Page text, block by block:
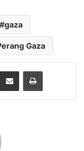
gaza
Gaza
Share via Email Print